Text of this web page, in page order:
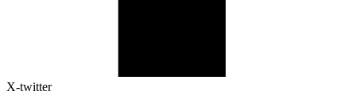
X-twitter